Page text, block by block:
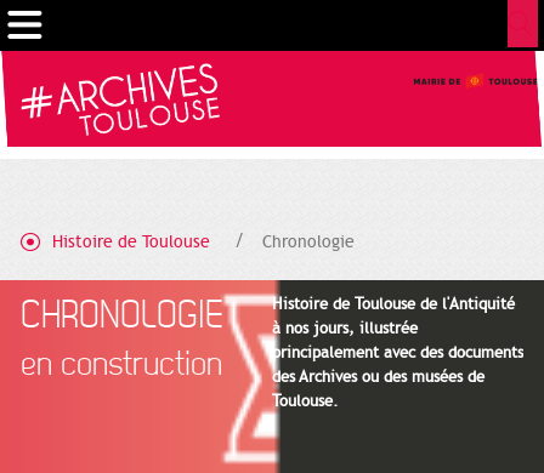
Histoire de Toulouse Chronologie
CHRONOLOGIE
en construction
Histoire de Toulouse de l'Antiquité
à nos jours, illustrée
principalement avec des documents
des Archives ou des musées de
Toulouse.
Gestion de vos préférences sur les cookies